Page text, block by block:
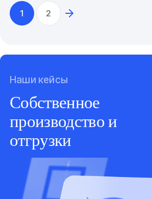
1 2
Наши кейсы
Собственное
производство и
отгрузки